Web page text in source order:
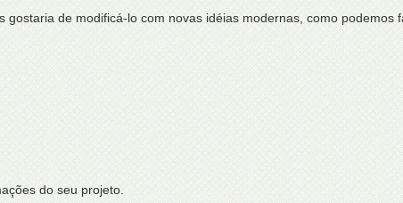
de modificá-lo com novas idéias modernas, como podemos
do seu projeto.